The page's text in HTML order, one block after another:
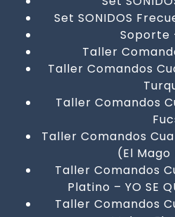
Set SONIDOS
Soporte
Taller
Taller Comandos
Taller Comandos
Taller Comandos
(El
Taller Comandos
Platino – YO SE
Taller Comandos